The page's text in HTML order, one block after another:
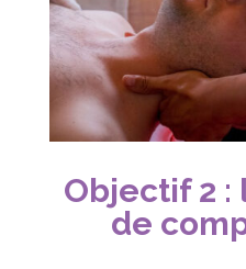
Objectif 2 :
de